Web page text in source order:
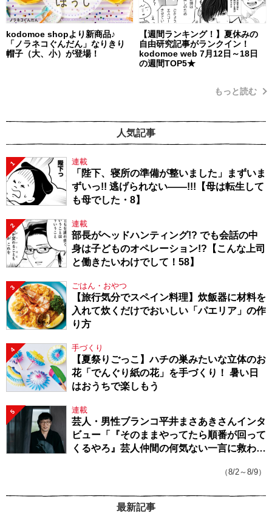
kodomoe shopより新商品♪
「ノラネコぐんだん」なりきり
帽子（大、小）が登場！
【週間ランキング！】夏休みの
自由研究記事がランクイン！
kodomoe web 7月12日～18日
の週間TOP5★
もっと読む
人気記事
1 連載
「陛下、寝所の準備が整いました」まずいま
ずいっ!! 逃げられない――!!!【母は転生して
も母でした・8】
2 連載
部長がヘッドハンティング!? でも会話の中
身は子どものオペレーション!?【こんな上司
と働きたいわけでして！58】
3 ごはん・おやつ
【旅行気分でスペイン料理】炊飯器に材料を
入れて炊くだけでおいしい「パエリア」の作
り方
4 手づくり
【夏祭りごっこ】ハチの巣みたいな立体のお
花「でんぐり紙の花」を手づくり！ 暑い日
はおうちで楽しもう
5 連載
芸人・男性ブランコ平井まさあきさんインタ
ビュー「『そのままやってたら順番が回って
くるやろ』芸人仲間の何気ない一言に救われ
（8/2～8/9）
最新記事